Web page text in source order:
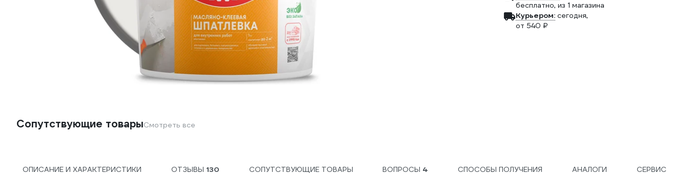
бесплатно, из 1 магазина
Курьером: сегодня,
от 540 ₽
Сопутствующие товарыСмотреть все
ОПИСАНИЕ И ХАРАКТЕРИСТИКИ ОТЗЫВЫ 130 СОПУТСТВУЮЩИЕ ТОВАРЫ ВОПРОСЫ 4 СПОСОБЫ ПОЛУЧЕНИЯ АНАЛОГИ СЕРВИС